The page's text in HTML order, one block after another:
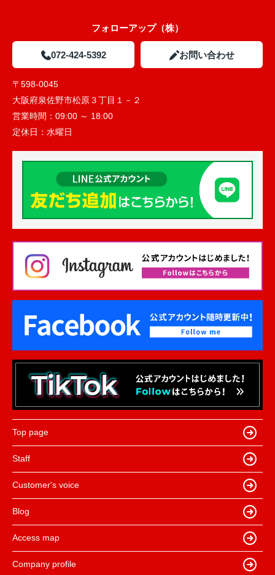
フォローアップ（株）
072-424-5392 お問い合わせ
〒598-0045
大阪府泉佐野市松原３丁目１－２
営業時間： 09:00 ～ 18:00
定休日： 水曜日
Top page
Staff
Customer's voice
Blog
Access map
Company profile